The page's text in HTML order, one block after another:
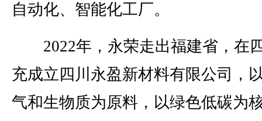
自动化、智能化工厂。
2022年，永荣走出福建省，在
充成立四川永盈新材料有限公司，
气和生物质为原料，以绿色低碳为